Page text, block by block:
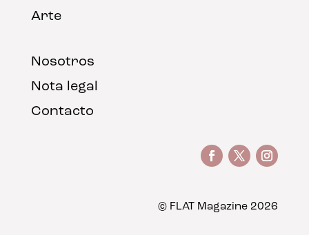
Arte
Nosotros
Nota legal
Contacto
© FLAT Magazine 2026